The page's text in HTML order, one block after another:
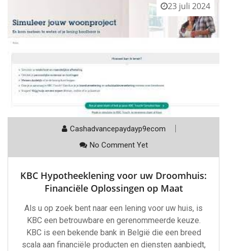
23 juli 2024
Cashadvancepaydayp9ecom
No Comment Yet
KBC Hypotheeklening voor uw Droomhuis:
Financiële Oplossingen op Maat
Als u op zoek bent naar een lening voor uw huis, is
KBC een betrouwbare en gerenommeerde keuze.
KBC is een bekende bank in België die een breed
scala aan financiële producten en diensten aanbiedt,